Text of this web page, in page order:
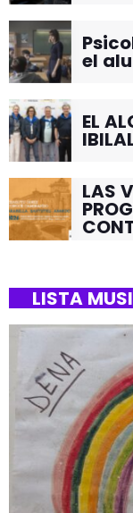
el
EL
LAS
LISTA